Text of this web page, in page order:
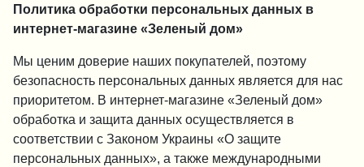
Политика обработки персональных данных в
интернет-магазине «Зеленый дом»
Мы ценим доверие наших покупателей, поэтому
безопасность персональных данных является для нас
приоритетом. В интернет-магазине «Зеленый дом»
обработка и защита данных осуществляется в
соответствии с Законом Украины «О защите
персональных данных», а также международными